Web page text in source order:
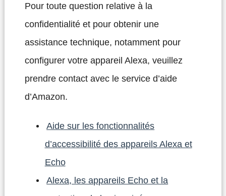
Pour toute question relative à la
confidentialité et pour obtenir une
assistance technique, notamment pour
configurer votre appareil Alexa, veuillez
prendre contact avec le service d’aide
d’Amazon.
Aide sur les fonctionnalités
d’accessibilité des appareils Alexa et
Echo
Alexa, les appareils Echo et la